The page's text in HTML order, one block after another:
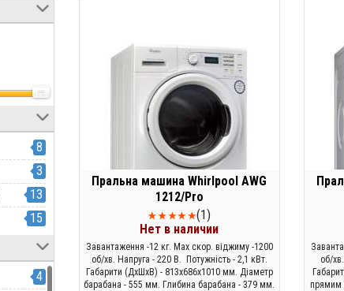
8
3
13
15
4
Пральна машина Whirlpool AWG
1212/Pro
(1)
Нет в наличии
Завантаження -12 кг. Max скор. віджиму -1200
об/хв. Напруга - 220 В. Потужність - 2,1 кВт.
Габарити (ДхШхВ) - 813х686х1010 мм. Діаметр
барабана - 555 мм. Глибина барабана - 379 мм.
об/
прямим